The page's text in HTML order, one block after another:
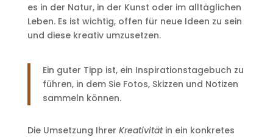
es in der Natur, in der Kunst oder im alltäglichen
Leben. Es ist wichtig, offen für neue Ideen zu sein
und diese kreativ umzusetzen.
Ein guter Tipp ist, ein Inspirationstagebuch zu
führen, in dem Sie Fotos, Skizzen und Notizen
sammeln können.
Die Umsetzung Ihrer Kreativitätin ein konkretes